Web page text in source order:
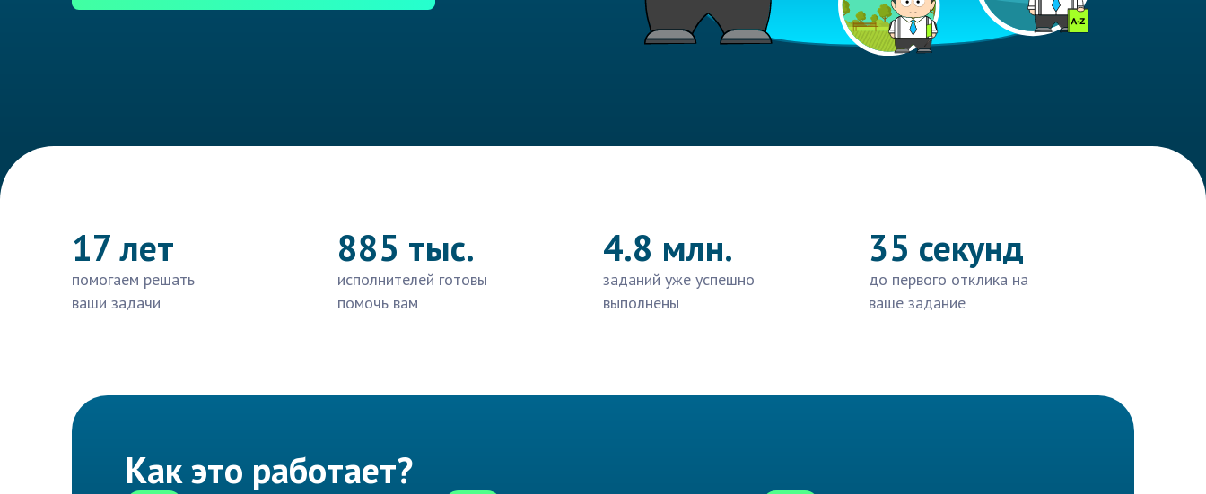
17 лет
помогаем решать
ваши задачи
885 тыс.
исполнителей готовы
помочь вам
4.8 млн.
заданий уже успешно
выполнены
35 секунд
до первого отклика на
ваше задание
Как это работает?